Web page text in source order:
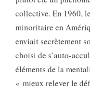
collective. En 1960,
minoritaire en
enviait secrètement
choisi de s’auto-
éléments de la
« mieux relever le